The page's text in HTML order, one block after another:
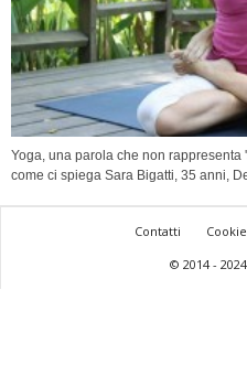
Yoga, una parola che non
come ci spiega Sara Bigatti, 35 anni,
Contatti
© 2014 -